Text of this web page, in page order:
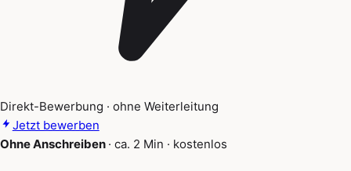
Direkt-Bewerbung · ohne Weiterleitung
Jetzt bewerben
Ohne Anschreiben · ca. 2 Min · kostenlos